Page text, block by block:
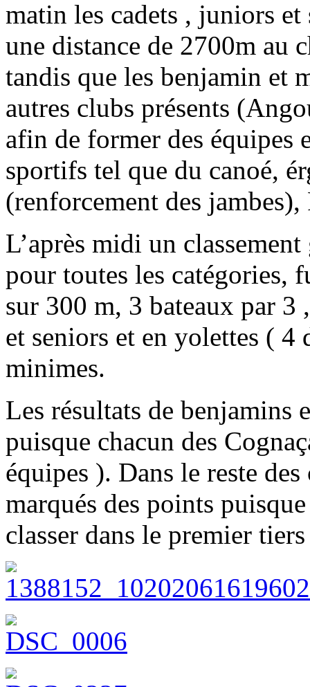
matin les cadets , juniors
une distance de 2700m au
tandis que les benjamin et
autres clubs présents
afin de former des équipes
sportifs tel que du canoé,
(renforcement des
L’après midi un
pour toutes les catégories,
sur 300 m, 3 bateaux par
et seniors et en yolettes (
minimes.
Les résultats de benjamins
puisque chacun des
équipes ). Dans le reste
marqués des points
classer dans le premier